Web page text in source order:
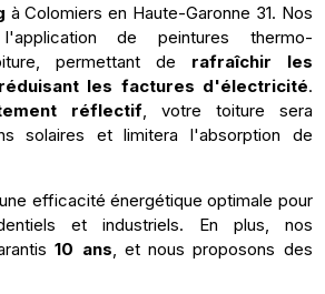
à Colomiers en Haute-Garonne 31. Nos
de peintures thermo-
permettant de rafraîchir les
réduisant les factures d'électricité.
réflectif, votre toiture sera
solaires et limitera l'absorption de
efficacité énergétique optimale pour
et industriels. En plus, nos
10 ans , et nous proposons des